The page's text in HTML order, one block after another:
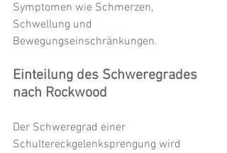
Symptomen wie Schmerzen,
Schwellung und
Bewegungseinschränkungen.
Einteilung des Schweregrades
nach Rockwood
Der Schweregrad einer
Schultereckgelenksprengung wird